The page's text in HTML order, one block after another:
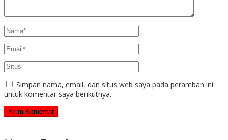
Simpan nama, email, dan situs web saya pada peramban ini
untuk komentar saya berikutnya.